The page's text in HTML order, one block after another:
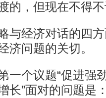
的，但现在不得
经济对话的四方
济问题的关切。
个议题“促进强
长”面对的问题是